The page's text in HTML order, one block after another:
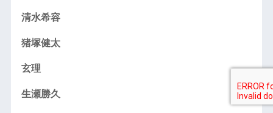
清水希容
猪塚健太
玄理
生瀬勝久